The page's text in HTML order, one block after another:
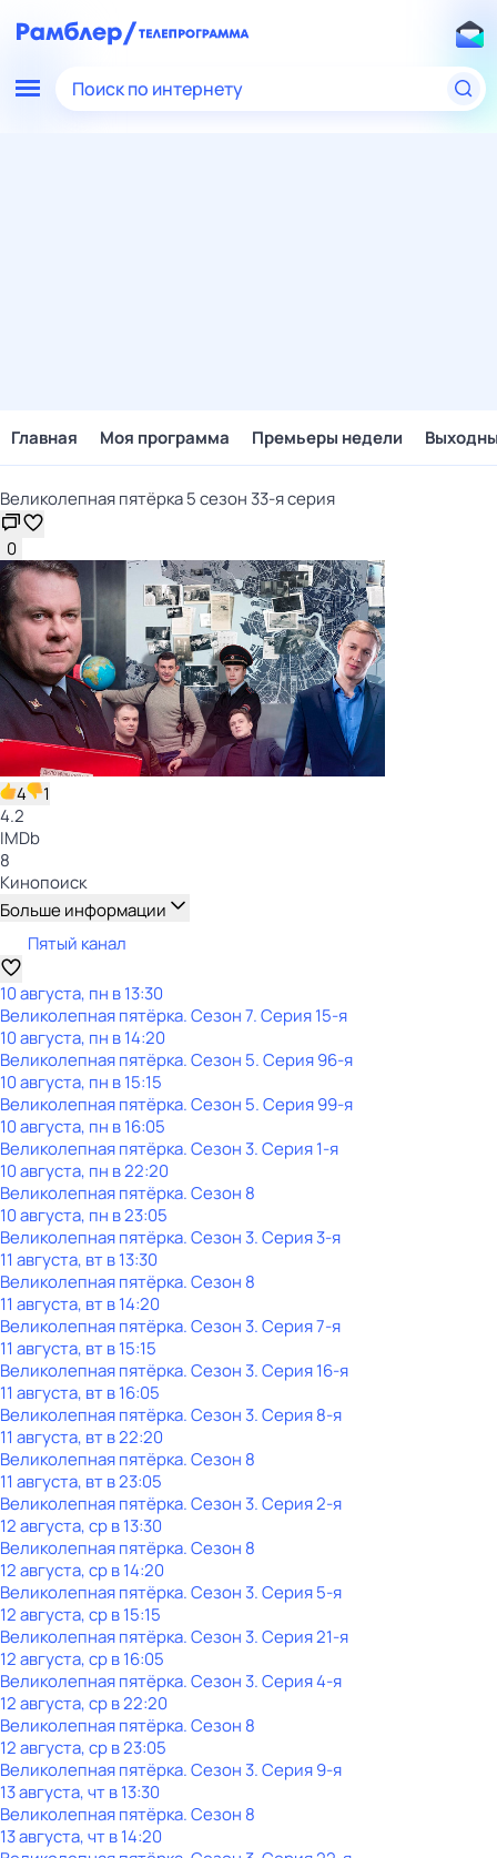
Поиск по интернету
Главная Моя программа Премьеры недели
Великолепная пятёрка 5 сезон 33-я серия
0
4
1
4.2
IMDb
8
Кинопоиск
Больше информации
Пятый канал
10 августа, пн в 13:30
Великолепная пятёрка. Сезон 7. Серия 15-я
10 августа, пн в 14:20
Великолепная пятёрка. Сезон 5. Серия 96-я
10 августа, пн в 15:15
Великолепная пятёрка. Сезон 5. Серия 99-я
10 августа, пн в 16:05
Великолепная пятёрка. Сезон 3. Серия 1-я
10 августа, пн в 22:20
Великолепная пятёрка. Сезон 8
10 августа, пн в 23:05
Великолепная пятёрка. Сезон 3. Серия 3-я
11 августа, вт в 13:30
Великолепная пятёрка. Сезон 8
11 августа, вт в 14:20
Великолепная пятёрка. Сезон 3. Серия 7-я
11 августа, вт в 15:15
Великолепная пятёрка. Сезон 3. Серия 16-я
11 августа, вт в 16:05
Великолепная пятёрка. Сезон 3. Серия 8-я
11 августа, вт в 22:20
Великолепная пятёрка. Сезон 8
11 августа, вт в 23:05
Великолепная пятёрка. Сезон 3. Серия 2-я
12 августа, ср в 13:30
Великолепная пятёрка. Сезон 8
12 августа, ср в 14:20
Великолепная пятёрка. Сезон 3. Серия 5-я
12 августа, ср в 15:15
Великолепная пятёрка. Сезон 3. Серия 21-я
12 августа, ср в 16:05
Великолепная пятёрка. Сезон 3. Серия 4-я
12 августа, ср в 22:20
Великолепная пятёрка. Сезон 8
12 августа, ср в 23:05
Великолепная пятёрка. Сезон 3. Серия 9-я
13 августа, чт в 13:30
Великолепная пятёрка. Сезон 8
13 августа, чт в 14:20